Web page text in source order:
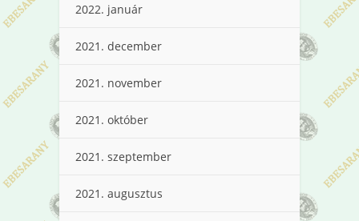
2022. január
2021. december
2021. november
2021. október
2021. szeptember
2021. augusztus